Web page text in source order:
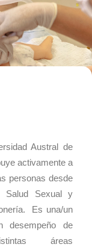
Austral de
activamente a
personas desde
Salud Sexual y
Es una/un
desempeño de
áreas